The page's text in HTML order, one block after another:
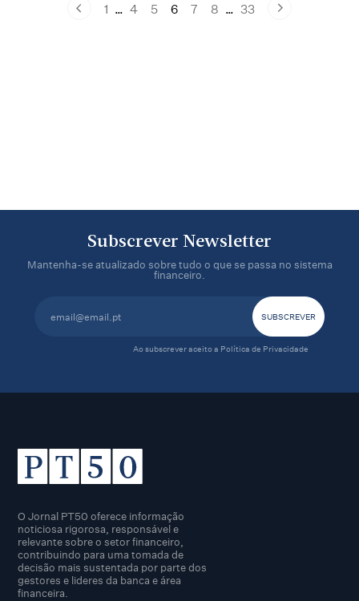
1 … 4 5 6 7 8 … 33
Subscrever Newsletter
Mantenha-se atualizado sobre tudo o que se passa no sistema
financeiro.
Ao subscrever aceito a Política de Privacidade
O Jornal PT50 oferece informação
noticiosa rigorosa, responsável e
relevante sobre o setor financeiro,
contribuindo para uma tomada de
decisão mais sustentada por parte dos
gestores e lideres da banca e área
financeira.